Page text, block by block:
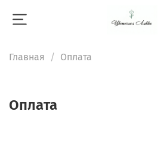
Главная Оплата
Оплата